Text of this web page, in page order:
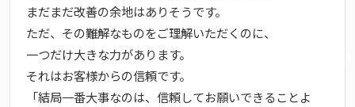
まだまだ改善の余地はありそうです。
ただ、その難解なものをご理解いただくのに、
一つだけ大きな力があります。
それはお客様からの信頼です。
「結局一番大事なのは、信頼してお願いできることよ